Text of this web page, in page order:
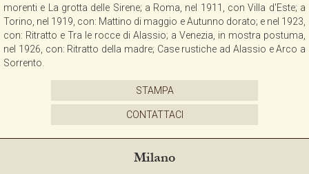
morenti e La grotta delle Sirene; a Roma, nel 1911, con Villa d'Este; a
Torino, nel 1919, con: Mattino di maggio e Autunno dorato; e nel 1923,
con: Ritratto e Tra le rocce di Alassio; a Venezia, in mostra postuma,
nel 1926, con: Ritratto della madre; Case rustiche ad Alassio e Arco a
Sorrento.
STAMPA
CONTATTACI
Milano
VIDEO